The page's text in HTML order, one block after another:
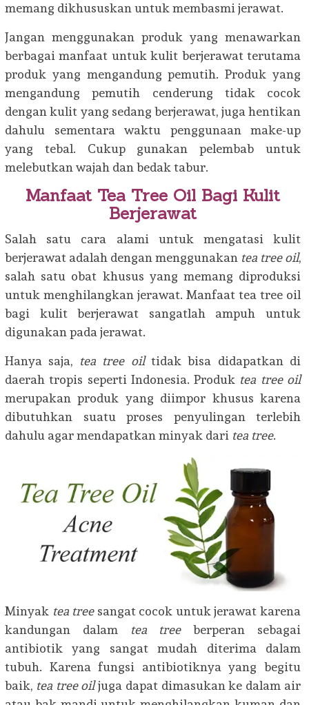
memang dikhususkan untuk membasmi jerawat.
Jangan menggunakan produk yang menawarkan
berbagai manfaat untuk kulit berjerawat terutama
produk yang mengandung pemutih. Produk yang
mengandung pemutih cenderung tidak cocok
dengan kulit yang sedang berjerawat, juga hentikan
dahulu sementara waktu penggunaan make-up
yang tebal. Cukup gunakan pelembab untuk
melebutkan wajah dan bedak tabur.
Manfaat Tea Tree Oil Bagi Kulit
Berjerawat
Salah satu cara alami untuk mengatasi kulit
berjerawat adalah dengan menggunakan tea tree oil,
salah satu obat khusus yang memang diproduksi
untuk menghilangkan jerawat. Manfaat tea tree oil
bagi kulit berjerawat sangatlah ampuh untuk
digunakan pada jerawat.
Hanya saja, tea tree oiltidak bisa didapatkan di
daerah tropis seperti Indonesia. Produk tea tree oil
merupakan produk yang diimpor khusus karena
dibutuhkan suatu proses penyulingan terlebih
dahulu agar mendapatkan minyak dari tea tree.
Minyak tea treesangat cocok untuk jerawat karena
kandungan dalam
tea treeberperan sebagai
antibiotik yang sangat mudah diterima dalam
tubuh. Karena fungsi antibiotiknya yang begitu
baik, tea tree oiljuga dapat dimasukan ke dalam air